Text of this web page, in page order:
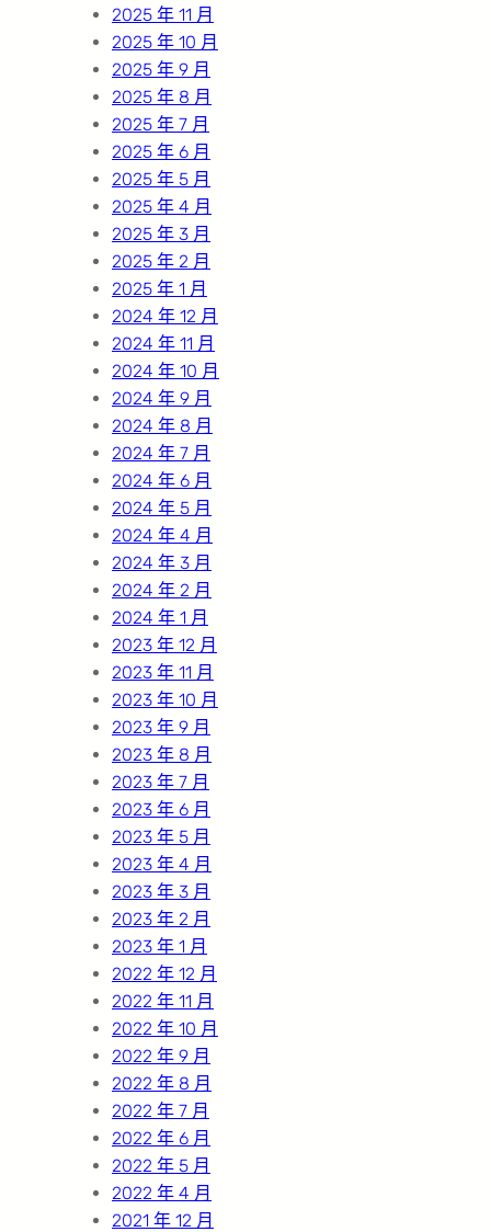
2025 年 11 月
2025 年 10 月
2025 年 9 月
2025 年 8 月
2025 年 7 月
2025 年 6 月
2025 年 5 月
2025 年 4 月
2025 年 3 月
2025 年 2 月
2025 年 1 月
2024 年 12 月
2024 年 11 月
2024 年 10 月
2024 年 9 月
2024 年 8 月
2024 年 7 月
2024 年 6 月
2024 年 5 月
2024 年 4 月
2024 年 3 月
2024 年 2 月
2024 年 1 月
2023 年 12 月
2023 年 11 月
2023 年 10 月
2023 年 9 月
2023 年 8 月
2023 年 7 月
2023 年 6 月
2023 年 5 月
2023 年 4 月
2023 年 3 月
2023 年 2 月
2023 年 1 月
2022 年 12 月
2022 年 11 月
2022 年 10 月
2022 年 9 月
2022 年 8 月
2022 年 7 月
2022 年 6 月
2022 年 5 月
2022 年 4 月
2021 年 12 月